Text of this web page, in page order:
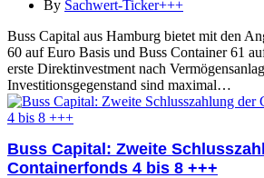
By Sachwert-Ticker+++
Buss Capital aus Hamburg bietet mit den
60 auf Euro Basis und Buss Container 61
erste Direktinvestment nach
Investitionsgegenstand sind maximal…
Buss Capital: Zweite
Containerfonds 4 bis 8 +++